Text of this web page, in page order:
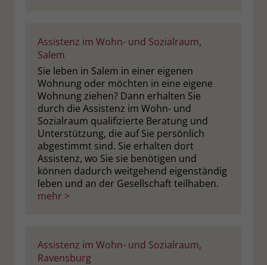
Assistenz im Wohn- und Sozialraum,
Salem
Sie leben in Salem in einer eigenen
Wohnung oder möchten in eine eigene
Wohnung ziehen? Dann erhalten Sie
durch die Assistenz im Wohn- und
Sozialraum qualifizierte Beratung und
Unterstützung, die auf Sie persönlich
abgestimmt sind. Sie erhalten dort
Assistenz, wo Sie sie benötigen und
können dadurch weitgehend eigenständig
leben und an der Gesellschaft teilhaben.
mehr >
Assistenz im Wohn- und Sozialraum,
Ravensburg